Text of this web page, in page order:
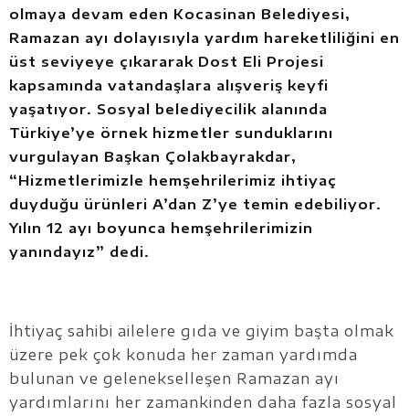
olmaya devam eden Kocasinan Belediyesi,
Ramazan ayı dolayısıyla yardım hareketliliğini en
üst seviyeye çıkararak Dost Eli Projesi
kapsamında vatandaşlara alışveriş keyfi
yaşatıyor. Sosyal belediyecilik alanında
Türkiye’ye örnek hizmetler sunduklarını
vurgulayan Başkan Çolakbayrakdar,
“Hizmetlerimizle hemşehrilerimiz ihtiyaç
duyduğu ürünleri A’dan Z’ye temin edebiliyor.
Yılın 12 ayı boyunca hemşehrilerimizin
yanındayız” dedi.
İhtiyaç sahibi ailelere gıda ve giyim başta olmak
üzere pek çok konuda her zaman yardımda
bulunan ve gelenekselleşen Ramazan ayı
yardımlarını her zamankinden daha fazla sosyal